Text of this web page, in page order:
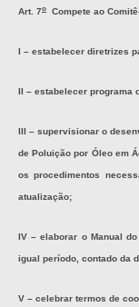
Art. 7o Compete ao
I – estabelecer diretrizes
II – estabelecer programa
III – supervisionar o
de Poluição por Óleo em
os procedimentos
atualização;
IV – elaborar o Manual
igual período, contado da
V – celebrar termos de